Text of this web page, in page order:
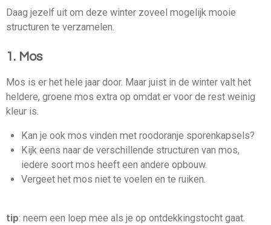
Daag jezelf uit om deze winter zoveel mogelijk mooie
structuren te verzamelen.
1. Mos
Mos is er het hele jaar door. Maar juist in de winter valt het
heldere, groene mos extra op omdat er voor de rest weinig
kleur is.
Kan je ook mos vinden met roodoranje sporenkapsels?
Kijk eens naar de verschillende structuren van mos,
iedere soort mos heeft een andere opbouw.
Vergeet het mos niet te voelen en te ruiken.
tip: neem een loep mee als je op ontdekkingstocht gaat.